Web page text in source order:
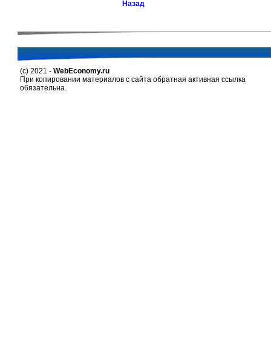
Назад
(c) 2021 - WebEconomy.ru
При копировании материалов с сайта обратная активная ссылка
обязательна.